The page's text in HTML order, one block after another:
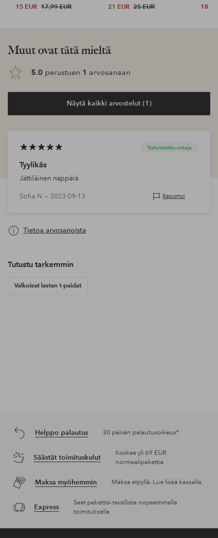
15 EUR 17,99 EUR
21 EUR 25 EUR 18
Muut ovat tätä mieltä
5.0 perustuen 1 arvosanaan
Näytä kaikki arvostelut (1)
Vahvistettu ostaja
Tyylikäs
Jättiläinen näppärä
Sofia N — 2023-09-13 Raportoi
Tietoa arvosanoista
Tutustu tarkemmin
Valkoiset lasten t-paidat
Helppo palautus 30 päivän palautusoikeus*
Säästät toimituskulut
Koskee yli 69 EUR
normaalipakettia
Maksa myöhemmin Maksa elpyllä. Lue lisää kassalla.
Express
Saat pakettisi tavallista nopeammalla
toimituksella